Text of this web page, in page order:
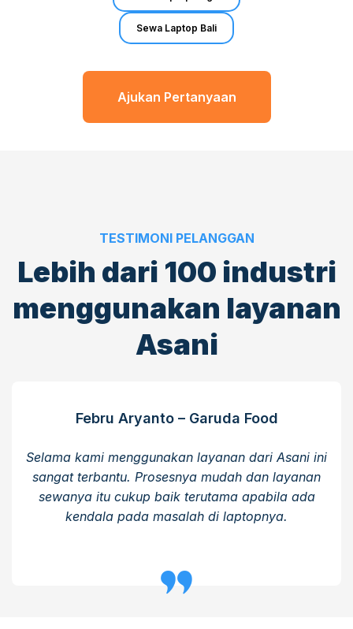
Sewa Laptop Bali
Ajukan Pertanyaan
TESTIMONI PELANGGAN
Lebih dari 100 industri
menggunakan layanan
Asani
Febru Aryanto – Garuda Food
Selama kami menggunakan layanan dari Asani ini
sangat terbantu. Prosesnya mudah dan layanan
sewanya itu cukup baik terutama apabila ada
kendala pada masalah di laptopnya.